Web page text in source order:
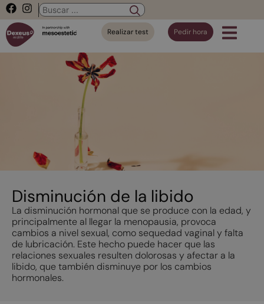
Realizar test Pedir hora
Disminución de la libido
La disminución hormonal que se produce con la edad, y
principalmente al llegar la menopausia, provoca
cambios a nivel sexual, como sequedad vaginal y falta
de lubricación. Este hecho puede hacer que las
relaciones sexuales resulten dolorosas y afectar a la
libido, que también disminuye por los cambios
hormonales.